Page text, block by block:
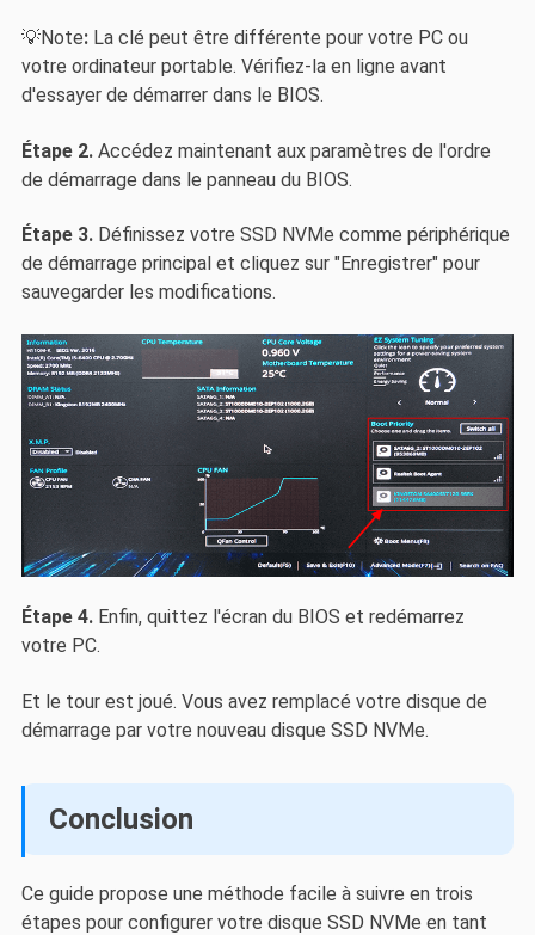
💡Note:La clé peut être différente pour votre PC ou
votre ordinateur portable. Vérifiez-la en ligne avant
d'essayer de démarrer dans le BIOS.
Étape 2. Accédez maintenant aux paramètres de l'ordre
de démarrage dans le panneau du BIOS.
Étape 3. Définissez votre SSD NVMe comme périphérique
de démarrage principal et cliquez sur "Enregistrer" pour
sauvegarder les modifications.
Étape 4.Enfin, quittez l'écran du BIOS et redémarrez
votre PC.
Et le tour est joué. Vous avez remplacé votre disque de
démarrage par votre nouveau disque SSD NVMe.
Conclusion
Ce guide propose une méthode facile à suivre en trois
étapes pour configurer votre disque SSD NVMe en tant